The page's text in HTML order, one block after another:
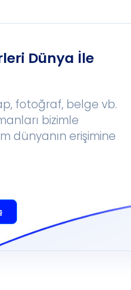
Dünya İle
fotoğraf, belge vb.
bizimle
dünyanın erişimine